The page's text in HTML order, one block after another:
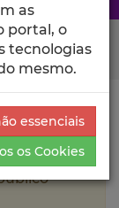
Referências
as
portal, o
tecnologias
mesmo.
essenciais
os Cookies